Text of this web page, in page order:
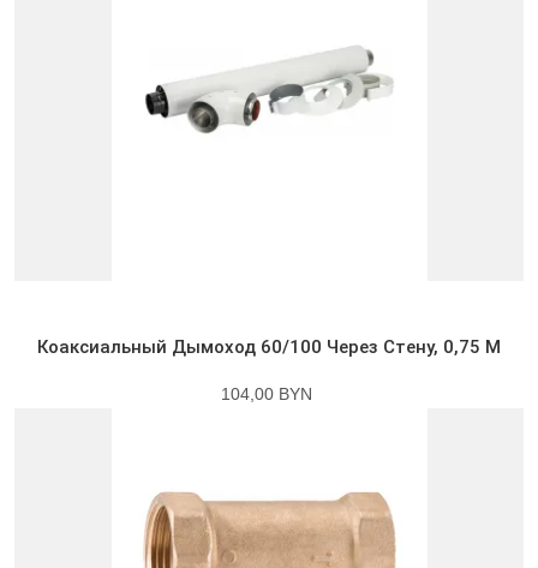
Коаксиальный Дымоход 60/100 Через Стену, 0,75 М
104,00 BYN